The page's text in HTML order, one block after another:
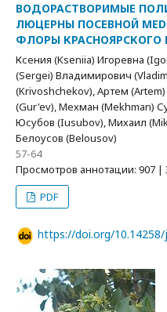
ВОДОРАСТВОРИМЫЕ
ЛЮЦЕРНЫ ПОСЕВНОЙ
ФЛОРЫ КРАСНОЯРСКОГО
Ксения (Kseniia) Игоревна
(Sergei) Владимирович
(Krivoshchekov), Артем
(Gur'ev), Мехман (Mekhman)
Юсубов (Iusubov), Михаил
Белоусов (Belousov)
57-64
Просмотров аннотации: 907 |
PDF
https://doi.org/10.14258/